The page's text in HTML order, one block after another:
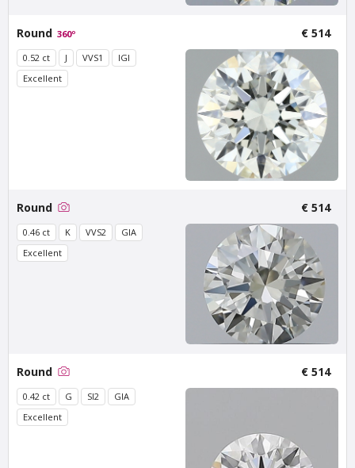
Van Amstel Borneo
€ 500excl. VAT
€ 500
Van Amstel NDSM
Round 360º € 514
0.52 ct J VVS1
IGI
Excellent
Round € 514
0.46 ct K VVS2
GIA
Excellent
Round € 514
0.42 ct G SI2
GIA
Excellent